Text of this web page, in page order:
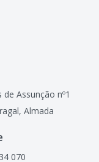
Assunção nº1
Almada
070